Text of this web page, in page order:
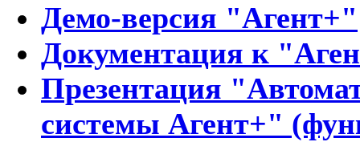
Демо-версия "Агент+"
Документация к
Презентация
системы Агент+"